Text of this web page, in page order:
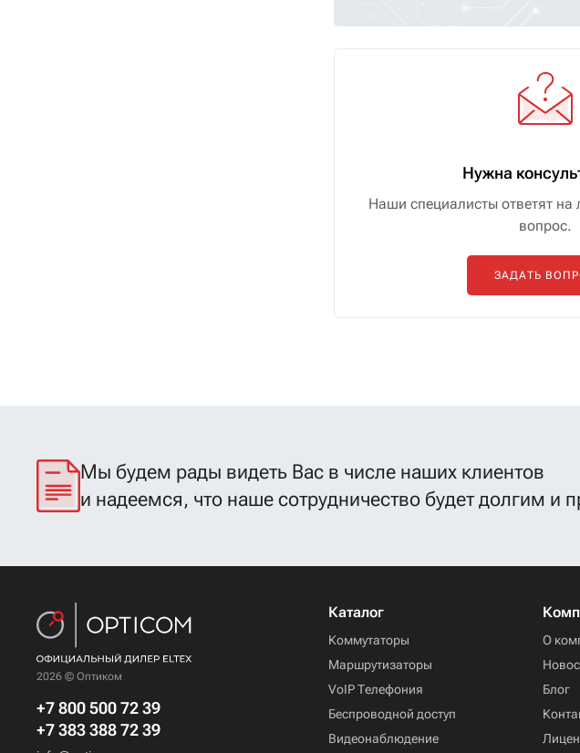
Нужна
Наши специалисты ответят
вопрос.
ЗАДАТЬ
Мы будем рады видеть Вас в числе наших клиентов
и надеемся, что наше сотрудничество будет долгим и
2026 © Оптиком
+7 800 500 72 39
+7 383 388 72 39
Каталог
Коммутаторы
Маршрутизаторы
VoIP Телефония
Беспроводной доступ
Видеонаблюдение
О
Блог